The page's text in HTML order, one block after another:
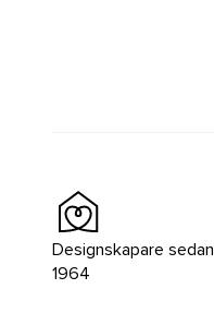
Designskapare sedan
1964